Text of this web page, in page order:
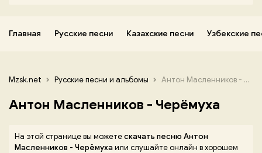
Главная Русские песни Казахские песни Узбекские
Mzsk.net Русские песни и альбомы Антон Масленников - Черёмуха
Антон Масленников - Черёмуха
На этой странице вы можетескачать песню Антон
Масленников - Черёмухаили слушайте онлайн в хорошем